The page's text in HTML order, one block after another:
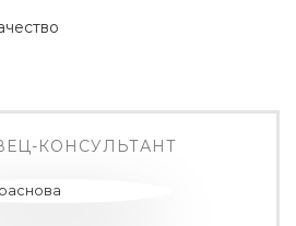
КОНСУЛЬТАНТ